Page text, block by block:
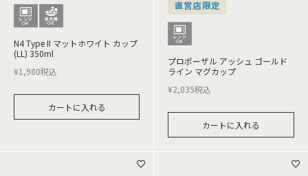
N4 Type II マットホワイト カップ
(LL) 350ml
¥1,980税込
カートに入れる
直営店限定
プロポーザル アッシュ ゴールド
ライン マグカップ
¥2,035税込
カートに入れる